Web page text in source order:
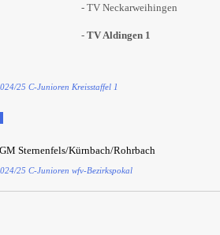
- TV Neckarweihingen
-TV Aldingen 1
25 C-Junioren Kreisstaffel 1
Sternenfels/Kürnbach/Rohrbach
25 C-Junioren wfv-Bezirkspokal